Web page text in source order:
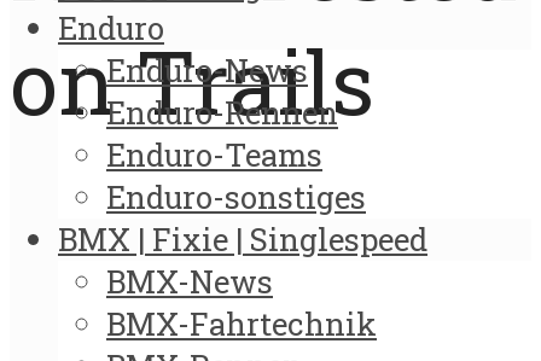
on Trails
Enduro
Enduro-News
Enduro-Rennen
Enduro-Teams
Enduro-sonstiges
BMX | Fixie | Singlespeed
BMX-News
BMX-Fahrtechnik